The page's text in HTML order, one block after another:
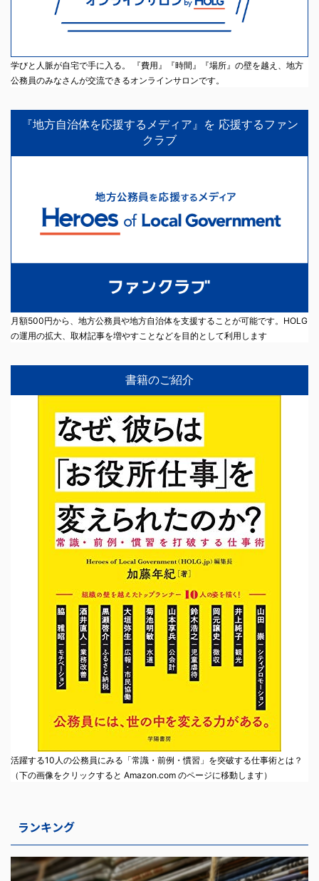
学びと人脈が自宅で手に入る。 『費用』『時間』『場所』の壁を越え、地方
公務員のみなさんが交流できるオンラインサロンです。
『地方自治体を応援するメディア』を 応援するファン
クラブ
月額500円から、地方公務員や地方自治体を支援することが可能です。HOLG
の運用の拡大、取材記事を増やすことなどを目的として利用します
書籍のご紹介
活躍する10人の公務員にみる「常識・前例・慣習」を突破する仕事術とは？
（下の画像をクリックすると Amazon.com のページに移動します）
ランキング